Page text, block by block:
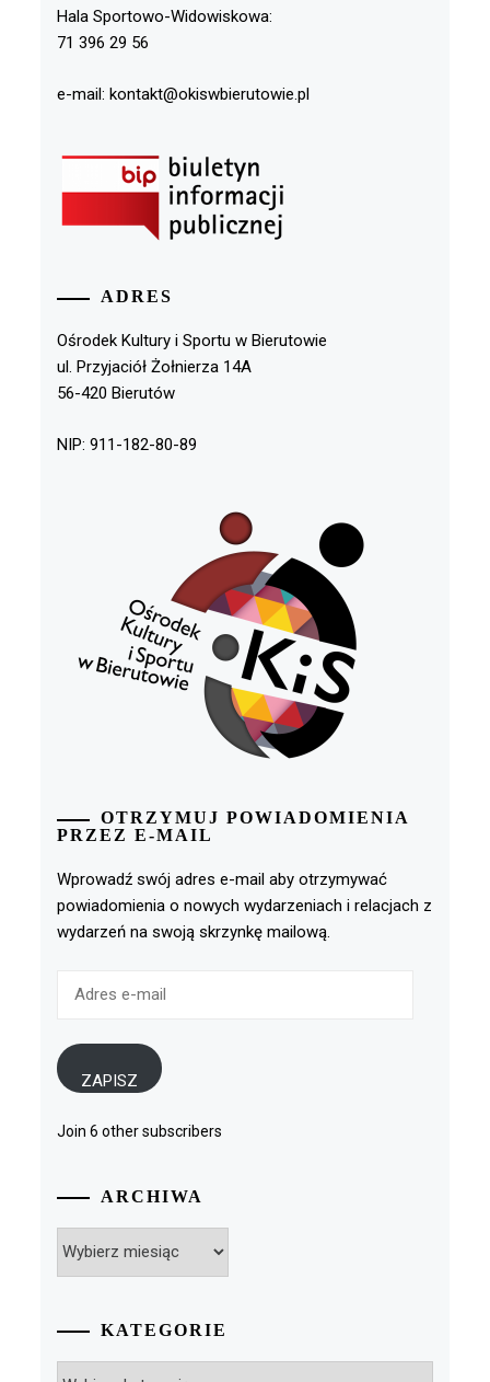
Hala Sportowo-Widowiskowa:
71 396 29 56
e-mail: kontakt@okiswbierutowie.pl
ADRES
Ośrodek Kultury i Sportu w Bierutowie
ul. Przyjaciół Żołnierza 14A
56-420 Bierutów
NIP: 911-182-80-89
OTRZYMUJ POWIADOMIENIA
PRZEZ E-MAIL
Wprowadź swój adres e-mail aby otrzymywać
powiadomienia o nowych wydarzeniach i relacjach z
wydarzeń na swoją skrzynkę mailową.
ZAPISZ
Join 6 other subscribers
ARCHIWA
KATEGORIE